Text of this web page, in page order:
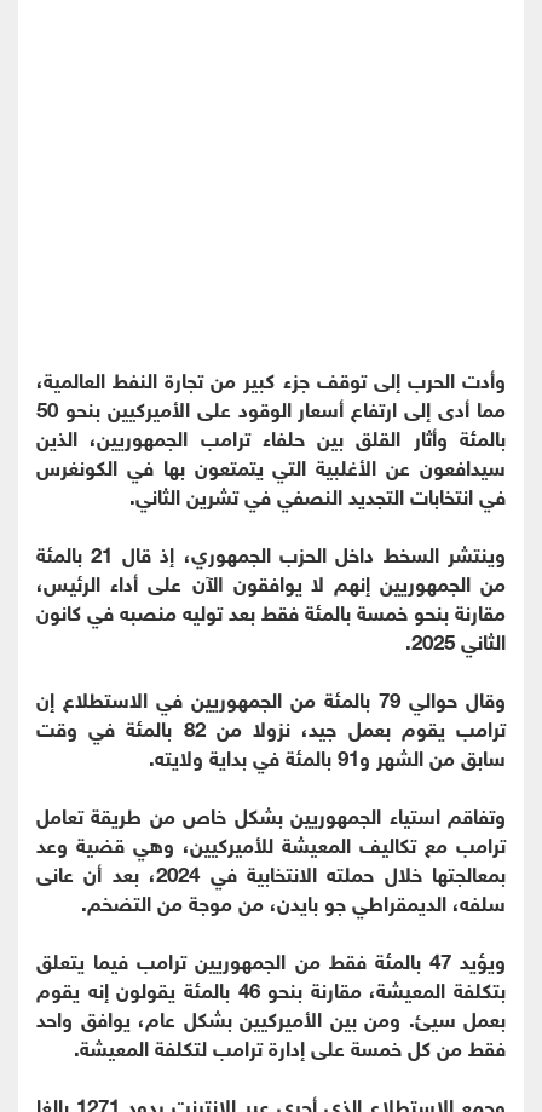
وأدت الحرب إلى توقف جزء كبير من تجارة النفط العالمية،
مما أدى إلى ارتفاع أسعار الوقود على الأميركيين بنحو 50
بالمئة وأثار القلق بين حلفاء ترامب الجمهوريين، الذين
سيدافعون عن الأغلبية التي يتمتعون بها في الكونغرس
في انتخابات التجديد النصفي في تشرين الثاني.
وينتشر السخط داخل الحزب الجمهوري، إذ قال 21 بالمئة
من الجمهوريين إنهم لا يوافقون الآن على أداء الرئيس،
مقارنة بنحو خمسة بالمئة فقط بعد توليه منصبه في كانون
الثاني 2025.
وقال حوالي 79 بالمئة من الجمهوريين في الاستطلاع إن
ترامب يقوم بعمل جيد، نزولا من 82 بالمئة في وقت
سابق من الشهر و91 بالمئة في بداية ولايته.
وتفاقم استياء الجمهوريين بشكل خاص من طريقة تعامل
ترامب مع تكاليف المعيشة للأميركيين، وهي قضية وعد
بمعالجتها خلال حملته الانتخابية في 2024، بعد أن عانى
سلفه، الديمقراطي جو بايدن، من موجة من التضخم.
ويؤيد 47 بالمئة فقط من الجمهوريين ترامب فيما يتعلق
بتكلفة المعيشة، مقارنة بنحو 46 بالمئة يقولون إنه يقوم
بعمل سيئ. ومن بين الأميركيين بشكل عام، يوافق واحد
فقط من كل خمسة على إدارة ترامب لتكلفة المعيشة.
وجمع الاستطلاع الذي أجري عبر الإنترنت ردود 1271 بالغا